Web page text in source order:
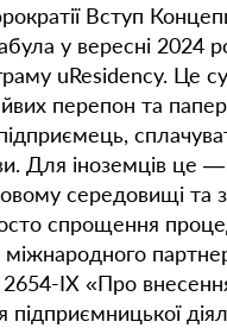
Вступ
у вересні 2024
uResidency. Це
перепон та
Для іноземців
середовищі та
спрощення
IX «Про